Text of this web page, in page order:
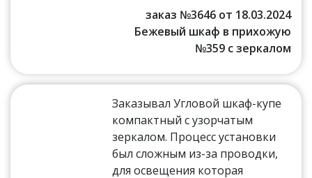
заказ №3646 от 18.03.2024
Бежевый шкаф в прихожую
№359 с зеркалом
Заказывал Угловой шкаф-купе
компактный с узорчатым
зеркалом. Процесс установки
был сложным из-за проводки,
для освещения которая